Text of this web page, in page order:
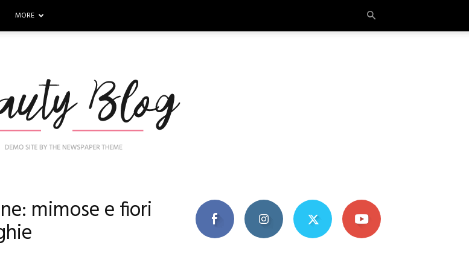
MORE
mimose e fiori